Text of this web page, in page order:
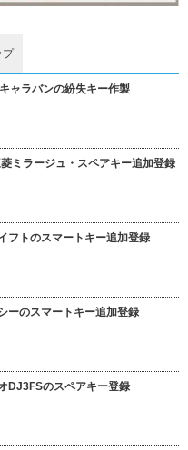
プ
ャラバンの紛失キー作製
ミラージュ・スペアキー追加登録
フトのスマートキー追加登録
ーのスマートキー追加登録
DJ3FSのスペアキー登録